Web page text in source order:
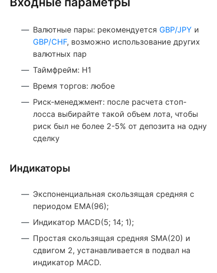
Валютные пары: рекомендуется GBP/JPY и
GBP/CHF, возможно использование других
валютных пар
Таймфрейм: Н1
Время торгов: любое
Риск-менеджмент: после расчета стоп-
лосса выбирайте такой объем лота, чтобы
риск был не более 2-5% от депозита на одну
сделку
Индикаторы
Экспоненциальная скользящая средняя с
периодом ЕМА(96);
Индикатор MACD(5; 14; 1);
Простая скользящая средняя SMA(20) и
сдвигом 2, устанавливается в подвал на
индикатор MACD.